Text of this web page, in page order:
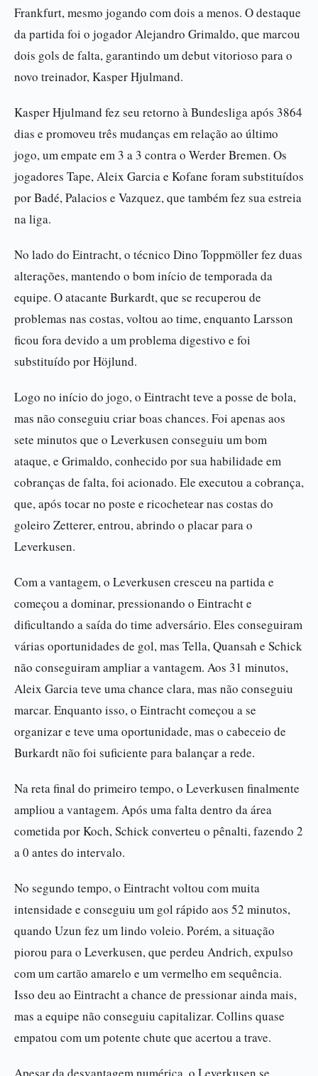
Frankfurt, mesmo jogando com dois a menos. O destaque
da partida foi o jogador Alejandro Grimaldo, que marcou
dois gols de falta, garantindo um debut vitorioso para o
novo treinador, Kasper Hjulmand.
Kasper Hjulmand fez seu retorno à Bundesliga após 3864
dias e promoveu três mudanças em relação ao último
jogo, um empate em 3 a 3 contra o Werder Bremen. Os
jogadores Tape, Aleix Garcia e Kofane foram substituídos
por Badé, Palacios e Vazquez, que também fez sua estreia
na liga.
No lado do Eintracht, o técnico Dino Toppmöller fez duas
alterações, mantendo o bom início de temporada da
equipe. O atacante Burkardt, que se recuperou de
problemas nas costas, voltou ao time, enquanto Larsson
ficou fora devido a um problema digestivo e foi
substituído por Höjlund.
Logo no início do jogo, o Eintracht teve a posse de bola,
mas não conseguiu criar boas chances. Foi apenas aos
sete minutos que o Leverkusen conseguiu um bom
ataque, e Grimaldo, conhecido por sua habilidade em
cobranças de falta, foi acionado. Ele executou a cobrança,
que, após tocar no poste e ricochetear nas costas do
goleiro Zetterer, entrou, abrindo o placar para o
Leverkusen.
Com a vantagem, o Leverkusen cresceu na partida e
começou a dominar, pressionando o Eintracht e
dificultando a saída do time adversário. Eles conseguiram
várias oportunidades de gol, mas Tella, Quansah e Schick
não conseguiram ampliar a vantagem. Aos 31 minutos,
Aleix Garcia teve uma chance clara, mas não conseguiu
marcar. Enquanto isso, o Eintracht começou a se
organizar e teve uma oportunidade, mas o cabeceio de
Burkardt não foi suficiente para balançar a rede.
Na reta final do primeiro tempo, o Leverkusen finalmente
ampliou a vantagem. Após uma falta dentro da área
cometida por Koch, Schick converteu o pênalti, fazendo 2
a 0 antes do intervalo.
No segundo tempo, o Eintracht voltou com muita
intensidade e conseguiu um gol rápido aos 52 minutos,
quando Uzun fez um lindo voleio. Porém, a situação
piorou para o Leverkusen, que perdeu Andrich, expulso
com um cartão amarelo e um vermelho em sequência.
Isso deu ao Eintracht a chance de pressionar ainda mais,
mas a equipe não conseguiu capitalizar. Collins quase
empatou com um potente chute que acertou a trave.